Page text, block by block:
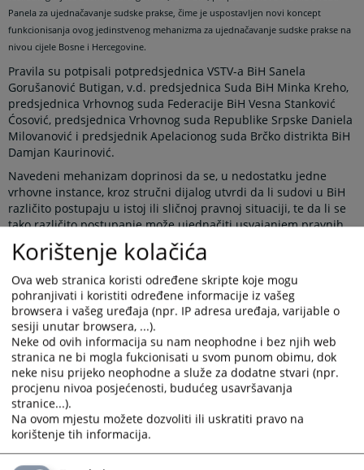
Panela za ujednačavanje sudske prakse, čime je uspostavljen novi koncept
funkcionisanja ovog jedinstvenog mehanizma za ujednačavanje sudske prakse na
nivou cijele Bosne i Hercegovine.
Pravila su potpisali potpredsjednica VSTV-a BiH Sanela
Gorušanović Butigan, v.d. predsjednica Suda BiH Minka Kreho,
predsjednica Vrhovnog suda Federacije BiH Vesna Stanković
Ćosović, predsjednica Vrhovnog suda Republike Srpske Daniela
Milovanović i predsjednik Apelacionog suda Brčko distrikta BiH
Damjan Kaurinović.
Navedeni mehanizam doprinosi da se, u nedostatku jedne
vrhovne instance, kroz stručni dijalog utvrdi da li sudovi u BiH
različito postupaju u istoj ili sličnoj pravnoj situaciji, te da li se
tako različito postupanje može ujednačiti usvajanjem pravnih
shvatanja na nivou sudova najviše instance. Javno objavljivanje
ovih shvatanja omogućava građanima i njihovim zastupnicima
korištenje istih prilikom ostvarivanja svojih prava pred sudom,
čime mogu osigurati veću pravnu sigurnost i jednakost pred
zakonom, bez obzira u kom dijelu države žive.
Novi koncept rada Panela predviđa održavanje većeg broja
sastanaka tokom godine, najmanje po jednog iz oblasti
krivičnog, građanskog i upravnog prava. Teme za sastanke
dogovaraju se na pripremnom sastanku, koji se održava
početkom svake kalendarske godine u prostorijama VSTV-a BiH.
Sastanci Panela se potom organizuju u sudovima najviše
instance, čime je napravljen iskorak u odnosu na raniju praksu
kada su se svi sastanci održavali isključivo u VSTV-u BiH.
Korištenje kolačića
Ova web stranica koristi određene skripte koje mogu
pohranjivati i koristiti određene informacije iz vašeg
browsera i vašeg uređaja (npr. IP adresa uređaja, varijable o
sesiji unutar browsera, ...).
Neke od ovih informacija su nam neophodne i bez njih web
stranica ne bi mogla fukcionisati u svom punom obimu, dok
neke nisu prijeko neophodne a služe za dodatne stvari (npr.
procjenu nivoa posjećenosti, budućeg usavršavanja
stranice...).
Na ovom mjestu možete dozvoliti ili uskratiti pravo na
korištenje tih informacija.